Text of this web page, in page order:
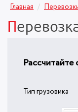
Главная
Рассчитайте
Тип грузовика